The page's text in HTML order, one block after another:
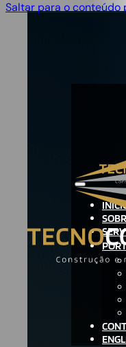
Saltar para o conteúdo